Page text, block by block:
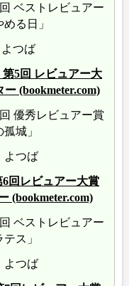
ベストレビュアー
る日」
つば
5回 レビュアー大
(bookmeter.com)
優秀レビュアー賞
城」
よつば
回レビュアー大賞
(bookmeter.com)
ベストレビュアー
ス」
よつば